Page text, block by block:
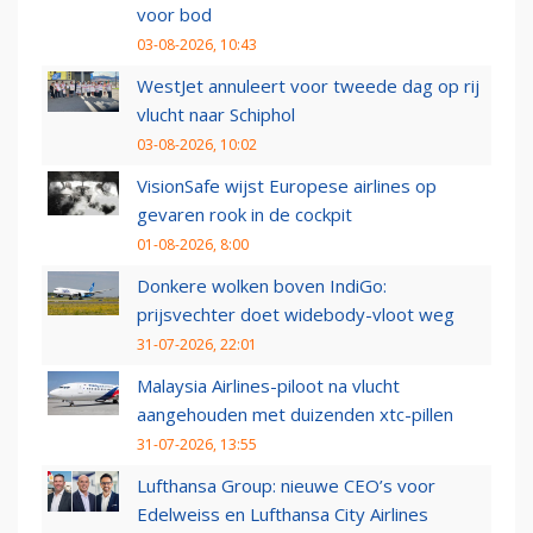
voor bod
03-08-2026, 10:43
WestJet annuleert voor tweede dag op rij
vlucht naar Schiphol
03-08-2026, 10:02
VisionSafe wijst Europese airlines op
gevaren rook in de cockpit
01-08-2026, 8:00
Donkere wolken boven IndiGo:
prijsvechter doet widebody-vloot weg
31-07-2026, 22:01
Malaysia Airlines-piloot na vlucht
aangehouden met duizenden xtc-pillen
31-07-2026, 13:55
Lufthansa Group: nieuwe CEO’s voor
Edelweiss en Lufthansa City Airlines